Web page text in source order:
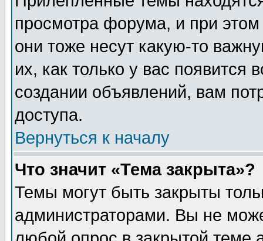
просмотра форума, и при
они тоже несут какую-то
их, как только у вас появится
создании объявлений, вам
доступа.
Вернуться к началу
Что значит «Тема закрыта»?
Темы могут быть закрыты
администраторами. Вы не